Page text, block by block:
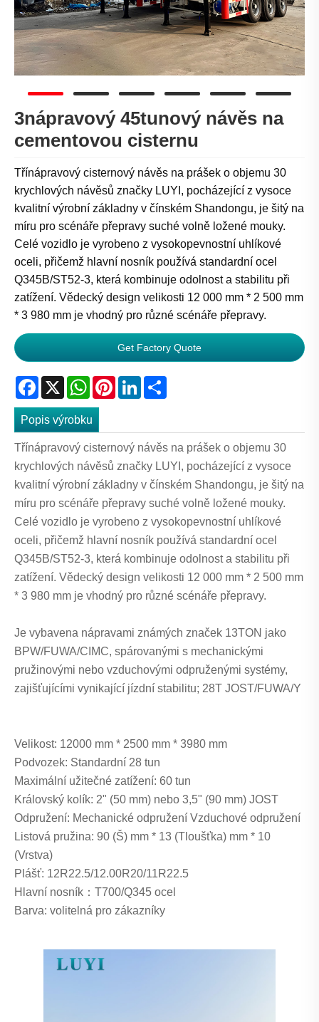
3nápravový 45tunový návěs na
cementovou cisternu
Třínápravový cisternový návěs na prášek o objemu 30
krychlových návěsů značky LUYI, pocházející z vysoce
kvalitní výrobní základny v čínském Shandongu, je šitý na
míru pro scénáře přepravy suché volně ložené mouky.
Celé vozidlo je vyrobeno z vysokopevnostní uhlíkové
oceli, přičemž hlavní nosník používá standardní ocel
Q345B/ST52-3, která kombinuje odolnost a stabilitu při
zatížení. Vědecký design velikosti 12 000 mm * 2 500 mm
* 3 980 mm je vhodný pro různé scénáře přepravy.
Get Factory Quote
Facebook
X WhatsApp
PinterestLinkedIn
Popis výrobku
Třínápravový cisternový návěs na prášek o objemu 30
krychlových návěsů značky LUYI, pocházející z vysoce
kvalitní výrobní základny v čínském Shandongu, je šitý na
míru pro scénáře přepravy suché volně ložené mouky.
Celé vozidlo je vyrobeno z vysokopevnostní uhlíkové
oceli, přičemž hlavní nosník používá standardní ocel
Q345B/ST52-3, která kombinuje odolnost a stabilitu při
zatížení. Vědecký design velikosti 12 000 mm * 2 500 mm
* 3 980 mm je vhodný pro různé scénáře přepravy.
Je vybavena nápravami známých značek 13TON jako
BPW/FUWA/CIMC, spárovanými s mechanickými
pružinovými nebo vzduchovými odpruženými systémy,
zajišťujícími vynikající jízdní stabilitu; 28T JOST/FUWA/Y
Velikost: 12000 mm * 2500 mm * 3980 mm
Podvozek: Standardní 28 tun
Maximální užitečné zatížení: 60 tun
Královský kolík: 2" (50 mm) nebo 3,5" (90 mm) JOST
Odpružení: Mechanické odpružení Vzduchové odpružení
Listová pružina: 90 (Š) mm * 13 (Tloušťka) mm * 10
(Vrstva)
Plášť: 12R22.5/12.00R20/11R22.5
Hlavní nosník：T700/Q345 ocel
Barva: volitelná pro zákazníky